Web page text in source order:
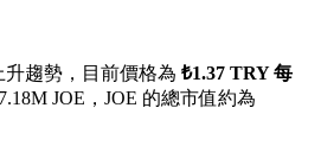
趨勢，目前價格為 ₺1.37 TRY 每
JOE，JOE 的總市值約為